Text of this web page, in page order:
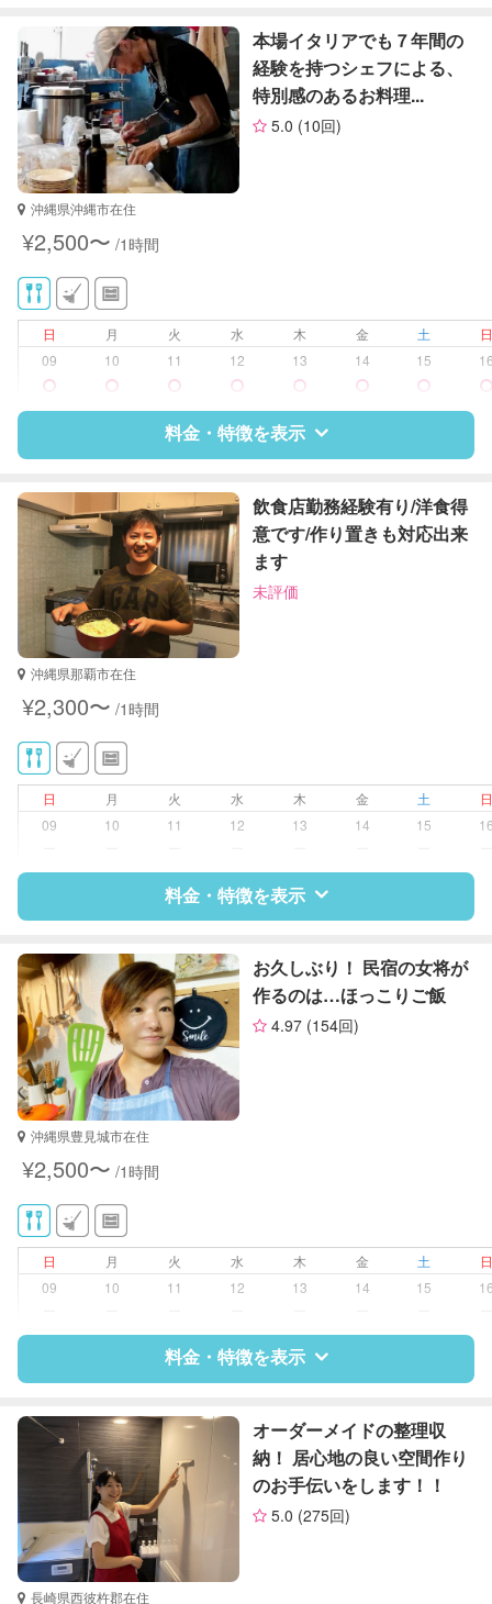
特徴 料金 レビュー
サポートの特徴
資格 栄養士
対応可能/特徴
掃除（洗面所、お風呂場、お手洗
ゴミの分別/ゴミ出し
近隣買い物
家庭料理
作り置き料理
早朝対応
夜間対応
庭の手入れ/植木の水やり
片付け/整理整頓
本場イタリアでも７年間の
経験を持つシェフによる、
特別感のあるお料理...
5.0 (10回)
沖縄県沖縄市在住
¥2,500〜 /1時間
日 月 火 水 木 金 土
09
10 11 12 13 14 15
料金・特徴を表示
特徴 料金 レビュー
サポートの特徴
資格 なし
対応可能/特徴
ゴミの分別/ゴミ出し
夜間対応
飲食店勤務経験有り/洋食得
意です/作り置きも対応出来
ます
未評価
沖縄県那覇市在住
¥2,300〜 /1時間
日 月 火 水 木 金 土
09
10 11 12 13 14 15
料金・特徴を表示
特徴 料金 レビュー
サポートの特徴
資格 なし
対応可能/特徴
家庭料理
お久しぶり！ 民宿の女将が
作るのは…ほっこりご飯
4.97 (154回)
沖縄県豊見城市在住
¥2,500〜 /1時間
日 月 火 水 木 金 土
09
10 11 12 13 14 15
料金・特徴を表示
特徴 料金 レビュー
サポートの特徴
資格
対応可能/特徴
洗濯
オーダーメイドの整理収
納！ 居心地の良い空間作り
のお手伝いをします！！
5.0 (275回)
長崎県西彼杵郡在住